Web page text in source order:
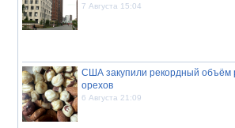
7 Августа 15:04
США закупили рекордный объём
орехов
6 Августа 21:09